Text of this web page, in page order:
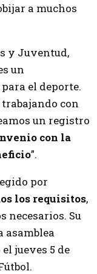
a muchos
y Juventud,
un
el deporte.
con
un registro
con la
”.
por
los requisitos,
necesarios. Su
asamblea
jueves 5 de